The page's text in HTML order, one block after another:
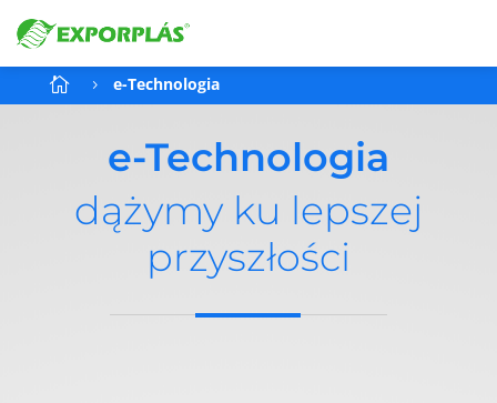
 5 e-Technologia
e-Technologia
dążymy ku lepszej
przyszłości